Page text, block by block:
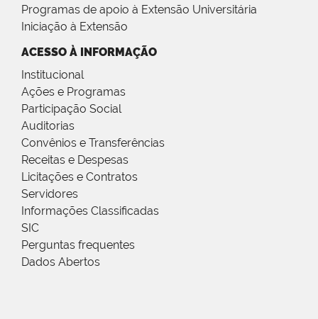
Programas de apoio à Extensão Universitária
Iniciação à Extensão
ACESSO À INFORMAÇÃO
Institucional
Ações e Programas
Participação Social
Auditorias
Convênios e Transferências
Receitas e Despesas
Licitações e Contratos
Servidores
Informações Classificadas
SIC
Perguntas frequentes
Dados Abertos